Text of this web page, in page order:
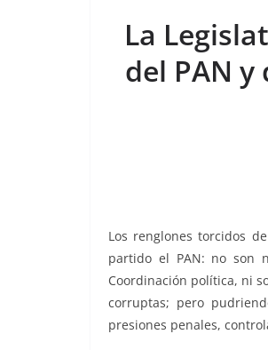
a w
i
m
a
h
a
o
La
del PAN
Los renglones torcidos
partido el PAN: no son
Coordinación política, ni
corruptas; pero
presiones penales,